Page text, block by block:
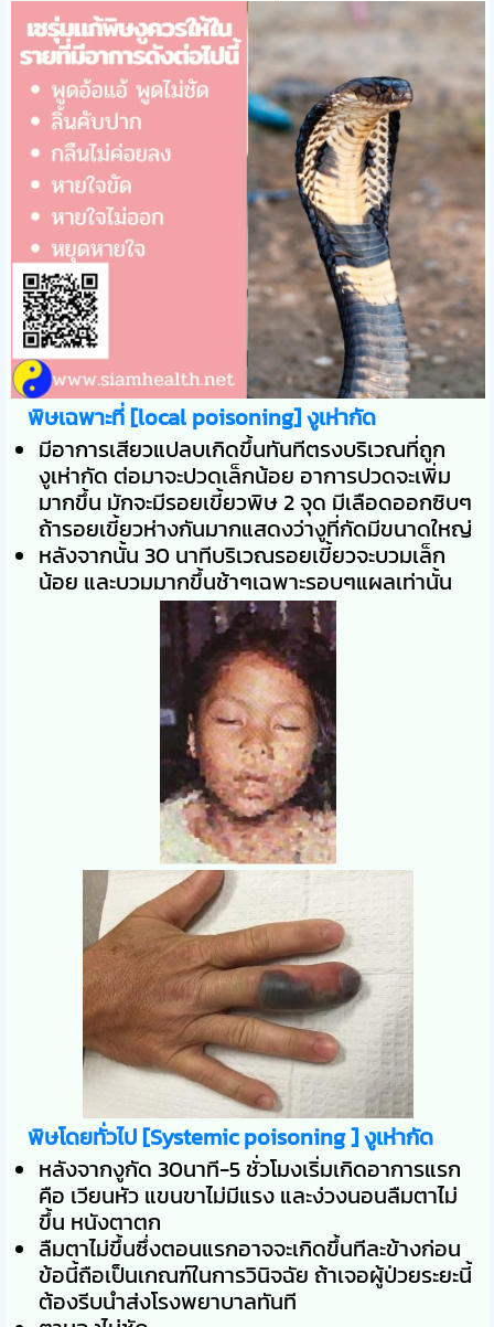
พิษเฉพาะที่ [local poisoning] งูเห่ากัด
มีอาการเสียวแปลบเกิดขึ้นทันทีตรงบริเวณที่ถูก
งูเห่ากัด ต่อมาจะปวดเล็กน้อย อาการปวดจะเพิ่ม
มากขึ้น มักจะมีรอยเขี้ยวพิษ 2 จุด มีเลือดออกซิบๆ
ถ้ารอยเขี้ยวห่างกันมากแสดงว่างูที่กัดมีขนาดใหญ่
หลังจากนั้น 30 นาทีบริเวณรอยเขี้ยวจะบวมเล็ก
น้อย และบวมมากขึ้นช้าๆเฉพาะรอบๆแผลเท่านั้น
พิษโดยทั่วไป [Systemic poisoning ] งูเห่ากัด
หลังจากงูกัด 30นาที-5 ชั่วโมงเริ่มเกิดอาการแรก
คือ เวียนหัว แขนขาไม่มีแรง และง่วงนอนลืมตาไม่
ขึ้น หนังตาตก
ลืมตาไม่ขึ้นซึ่งตอนแรกอาจจะเกิดขึ้นทีละข้างก่อน
ข้อนี้ถือเป็นเกณฑ์ในการวินิจฉัย ถ้าเจอผู้ป่วยระยะนี้
ต้องรีบนำส่งโรงพยาบาลทันที